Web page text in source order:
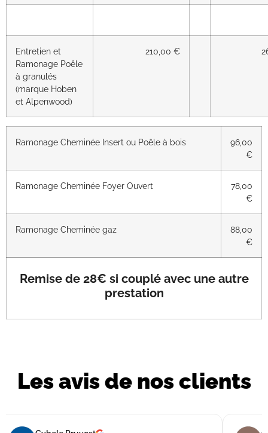
Entretien et
Ramonage Poêle
à granulés
(marque Hoben
et Alpenwood)
210,00 €
Ramonage Cheminée Insert ou Poêle à bois
96,00
€
Ramonage Cheminée Foyer Ouvert
78,00
€
Ramonage Cheminée gaz
88,00
€
Remise de 28€ si couplé avec une autre
prestation
Les avis de nos clients